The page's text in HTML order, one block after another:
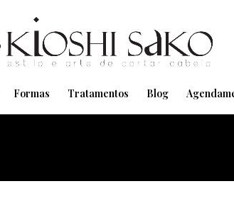
Formas Tratamentos Blog
em transformar seu Visual??
pelo Whatsapp